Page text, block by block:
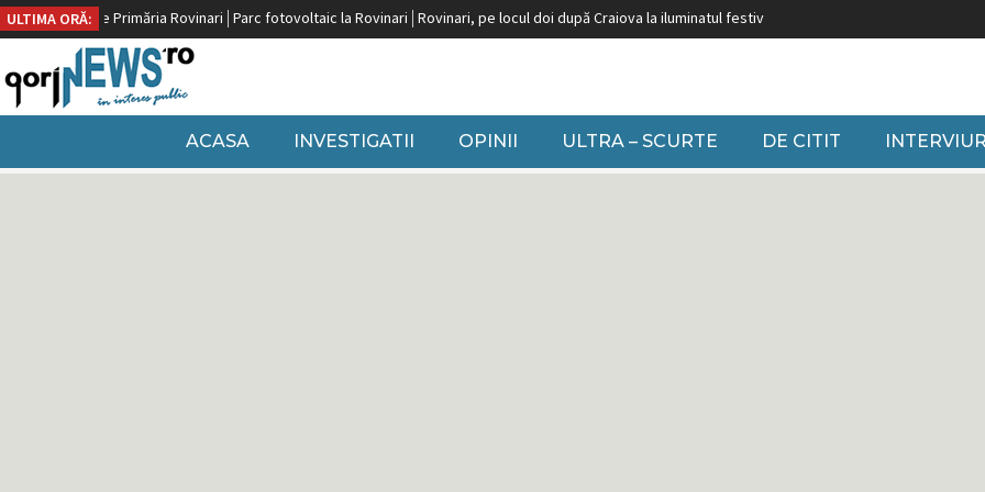
ULTIMA ORĂ:
Primăria Rovinari Parc fotovoltaic la Rovinari Rovinari, pe locul doi după Craiova la iluminatul festiv Burduja: ”Nu putem să închidem grupuri pe
ACASA INVESTIGATII OPINII ULTRA – SCURTE DE CITIT